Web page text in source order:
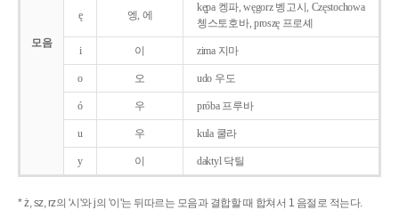
모음
ę 엥, 에
kępa 켕파, węgorz 벵고시, Częstochowa
쳉스토호바, proszę 프로셰
i 이 zima 지마
o 오 udo 우도
ó 우 próba 프루바
u 우 kula 쿨라
y 이 daktyl 닥틸
* ż, sz, rz의 '시'와 j의 '이'는 뒤따르는 모음과 결합할 때 합쳐서 1 음절로 적는다.